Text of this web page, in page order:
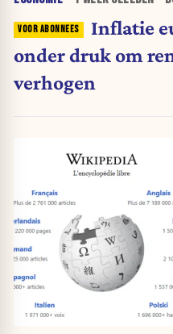
Inflatie
onder druk om
verhogen